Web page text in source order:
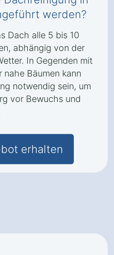
werden?
Dach alle 5 bis 10
abhängig von der
In Gegenden mit
Bäumen kann
notwendig sein, um
vor Bewuchs und
erhalten